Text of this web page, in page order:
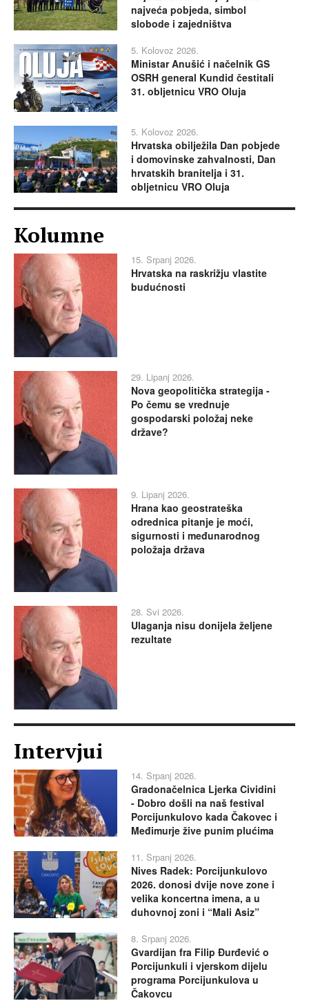
najveća pobjeda, simbol
slobode i zajedništva
5. Kolovoz 2026.
Ministar Anušić i načelnik GS
OSRH general Kundid čestitali
31. obljetnicu VRO Oluja
5. Kolovoz 2026.
Hrvatska obilježila Dan pobjede
i domovinske zahvalnosti, Dan
hrvatskih branitelja i 31.
obljetnicu VRO Oluja
Kolumne
15. Srpanj 2026.
Hrvatska na raskrižju vlastite
budućnosti
29. Lipanj 2026.
Nova geopolitička strategija -
Po čemu se vrednuje
gospodarski položaj neke
države?
9. Lipanj 2026.
Hrana kao geostrateška
odrednica pitanje je moći,
sigurnosti i međunarodnog
položaja država
28. Svi 2026.
Ulaganja nisu donijela željene
rezultate
Intervjui
14. Srpanj 2026.
Gradonačelnica Ljerka Cividini
- Dobro došli na naš festival
Porcijunkulovo kada Čakovec i
Međimurje žive punim plućima
11. Srpanj 2026.
Nives Radek: Porcijunkulovo
2026. donosi dvije nove zone i
velika koncertna imena, a u
duhovnoj zoni i “Mali Asiz”
8. Srpanj 2026.
Gvardijan fra Filip Đurđević o
Porcijunkuli i vjerskom dijelu
programa Porcijunkulova u
Čakovcu